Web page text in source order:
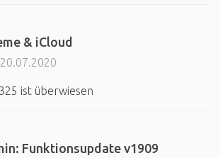
& iCloud
ist überwiesen
Funktionsupdate v1909